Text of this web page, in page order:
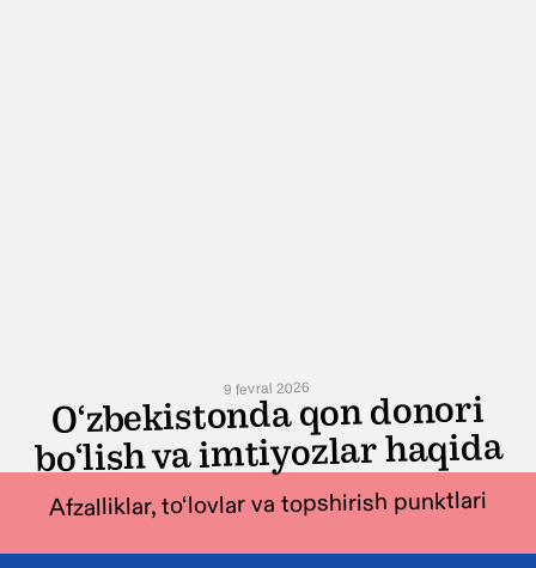
Afzalliklar, to‘lovlar va topshirish punktlari
9 fevral 2026
O‘zbekistonda qon donori
bo‘lish va imtiyozlar haqida